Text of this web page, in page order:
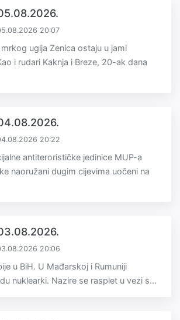
20:07
mrkog uglja Zenica ostaju u jami
i rudari Kaknja i Breze, 20-ak dana
20:22
antiterorističke jedinice MUP-a
naoružani dugim cijevima uočeni na
20:06
u BiH. U Mađarskoj i Rumuniji
nuklearki. Nazire se rasplet u vezi s...